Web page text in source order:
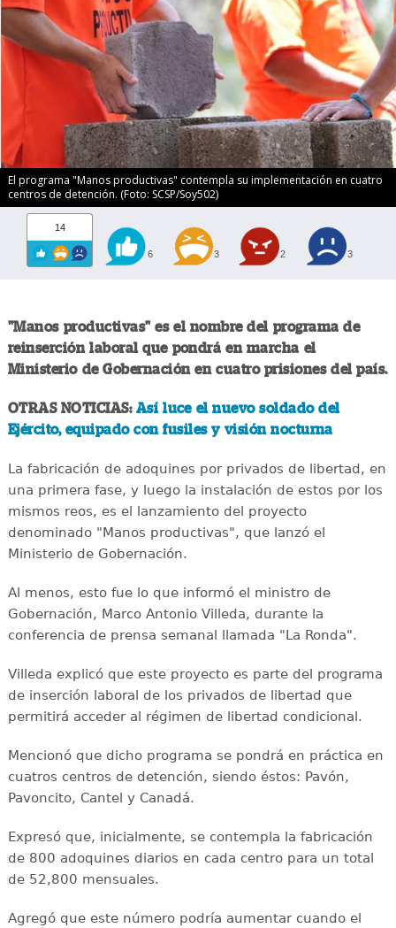
El programa "Manos productivas" contempla su implementación en cuatro
centros de detención. (Foto: SCSP/Soy502)
14
6 3 2 3
"Manos productivas" es el nombre del programa de
reinserción laboral que pondrá en marcha el
Ministerio de Gobernación en cuatro prisiones del país.
OTRAS NOTICIAS: Así luce el nuevo soldado del
Ejército, equipado con fusiles y visión nocturna
La fabricación de adoquines por privados de libertad, en
una primera fase, y luego la instalación de estos por los
mismos reos, es el lanzamiento del proyecto
denominado "Manos productivas", que lanzó el
Ministerio de Gobernación.
Al menos, esto fue lo que informó el ministro de
Gobernación, Marco Antonio Villeda, durante la
conferencia de prensa semanal llamada "La Ronda".
Villeda explicó que este proyecto es parte del programa
de inserción laboral de los privados de libertad que
permitirá acceder al régimen de libertad condicional.
Mencionó que dicho programa se pondrá en práctica en
cuatros centros de detención, siendo éstos: Pavón,
Pavoncito, Cantel y Canadá.
Expresó que, inicialmente, se contempla la fabricación
de 800 adoquines diarios en cada centro para un total
de 52,800 mensuales.
Agregó que este número podría aumentar cuando el